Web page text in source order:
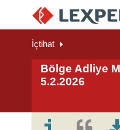
İçtihat
Bölge Adliye
5.2.2026